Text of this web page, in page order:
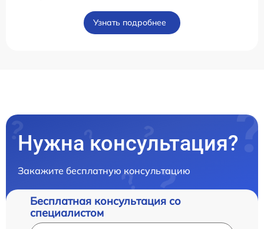
Узнать подробнее
Нужна консультация?
Закажите бесплатную консультацию
Бесплатная консультация со
специалистом